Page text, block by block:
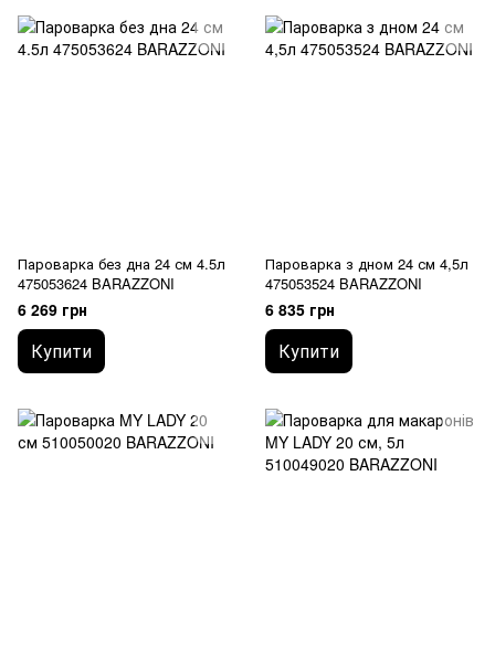
Пароварка без дна 24 см 4.5л
475053624 BARAZZONI
6 269 грн
Купити
Пароварка з дном 24 см 4,5л
475053524 BARAZZONI
6 835 грн
Купити